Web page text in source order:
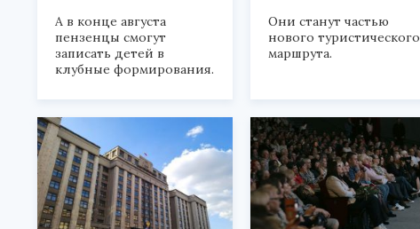
А в конце августа
пензенцы смогут
записать детей в
клубные формирования.
Они станут частью
нового туристического
маршрута.